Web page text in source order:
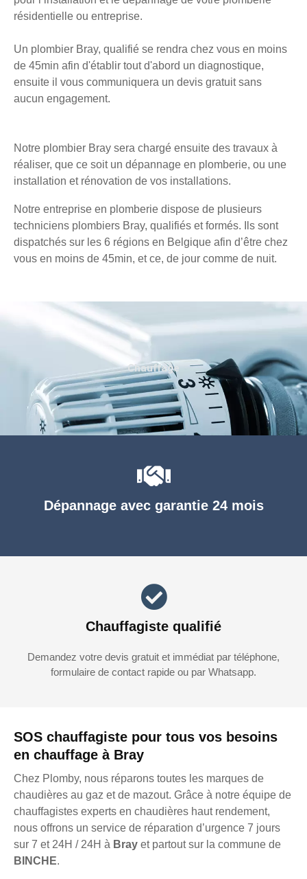
résidentielle ou entreprise.
Un plombier Bray, qualifié se rendra chez vous en moins
de 45min afin d'établir tout d'abord un diagnostique,
ensuite il vous communiquera un devis gratuit sans
aucun engagement.
Notre plombier Bray sera chargé ensuite des travaux à
réaliser, que ce soit un dépannage en plomberie, ou une
installation et rénovation de vos installations.
Notre entreprise en plomberie dispose de plusieurs
techniciens plombiers Bray, qualifiés et formés. Ils sont
dispatchés sur les 6 régions en Belgique afin d’être chez
vous en moins de 45min, et ce, de jour comme de nuit.
SOS chauffagiste pour tous vos besoins
en chauffage à Bray
Chez Plomby, nous réparons toutes les marques de
chaudières au gaz et de mazout. Grâce à notre équipe de
chauffagistes experts en chaudières haut rendement,
nous offrons un service de réparation d’urgence 7 jours
sur 7 et 24H / 24H à Bray et partout sur la commune de
BINCHE.
Dépannage avec garantie 24 mois
Chauffagiste qualifié
Demandez votre devis gratuit et immédiat par téléphone,
formulaire de contact rapide ou par Whatsapp.
Chauffage